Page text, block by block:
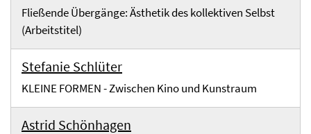
Fließende Übergänge: Ästhetik des kollektiven Selbst
(Arbeitstitel)
Stefanie Schlüter
KLEINE FORMEN - Zwischen Kino und Kunstraum
Astrid Schönhagen